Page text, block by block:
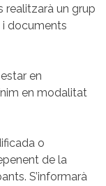
realitzarà un grup
documents
en
en modalitat
o
de la
S’informarà